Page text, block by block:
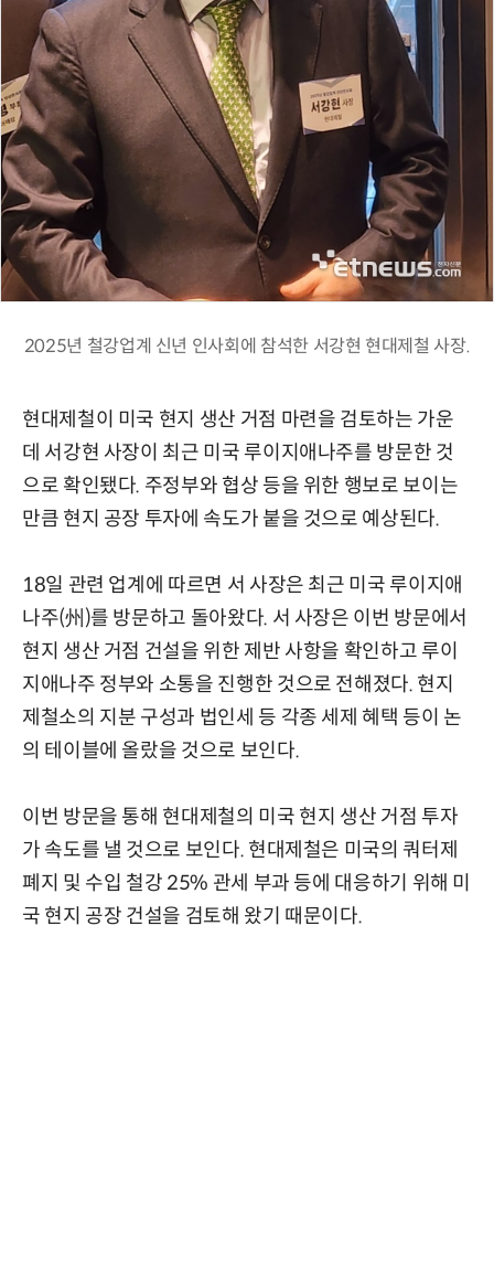
2025년 철강업계 신년 인사회에 참석한 서강현 현대제철 사장.
현대제철이 미국 현지 생산 거점 마련을 검토하는 가운
데 서강현 사장이 최근 미국 루이지애나주를 방문한 것
으로 확인됐다. 주정부와 협상 등을 위한 행보로 보이는
만큼 현지 공장 투자에 속도가 붙을 것으로 예상된다.
18일 관련 업계에 따르면 서 사장은 최근 미국 루이지애
나주(州)를 방문하고 돌아왔다. 서 사장은 이번 방문에서
현지 생산 거점 건설을 위한 제반 사항을 확인하고 루이
지애나주 정부와 소통을 진행한 것으로 전해졌다. 현지
제철소의 지분 구성과 법인세 등 각종 세제 혜택 등이 논
의 테이블에 올랐을 것으로 보인다.
이번 방문을 통해 현대제철의 미국 현지 생산 거점 투자
가 속도를 낼 것으로 보인다. 현대제철은 미국의 쿼터제
폐지 및 수입 철강 25% 관세 부과 등에 대응하기 위해 미
국 현지 공장 건설을 검토해 왔기 때문이다.